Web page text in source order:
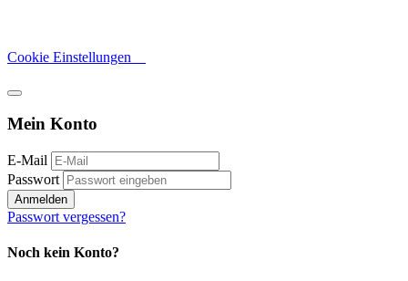
Cookie Einstellungen
Mein Konto
E-Mail
Passwort
Anmelden
Passwort vergessen?
Noch kein Konto?